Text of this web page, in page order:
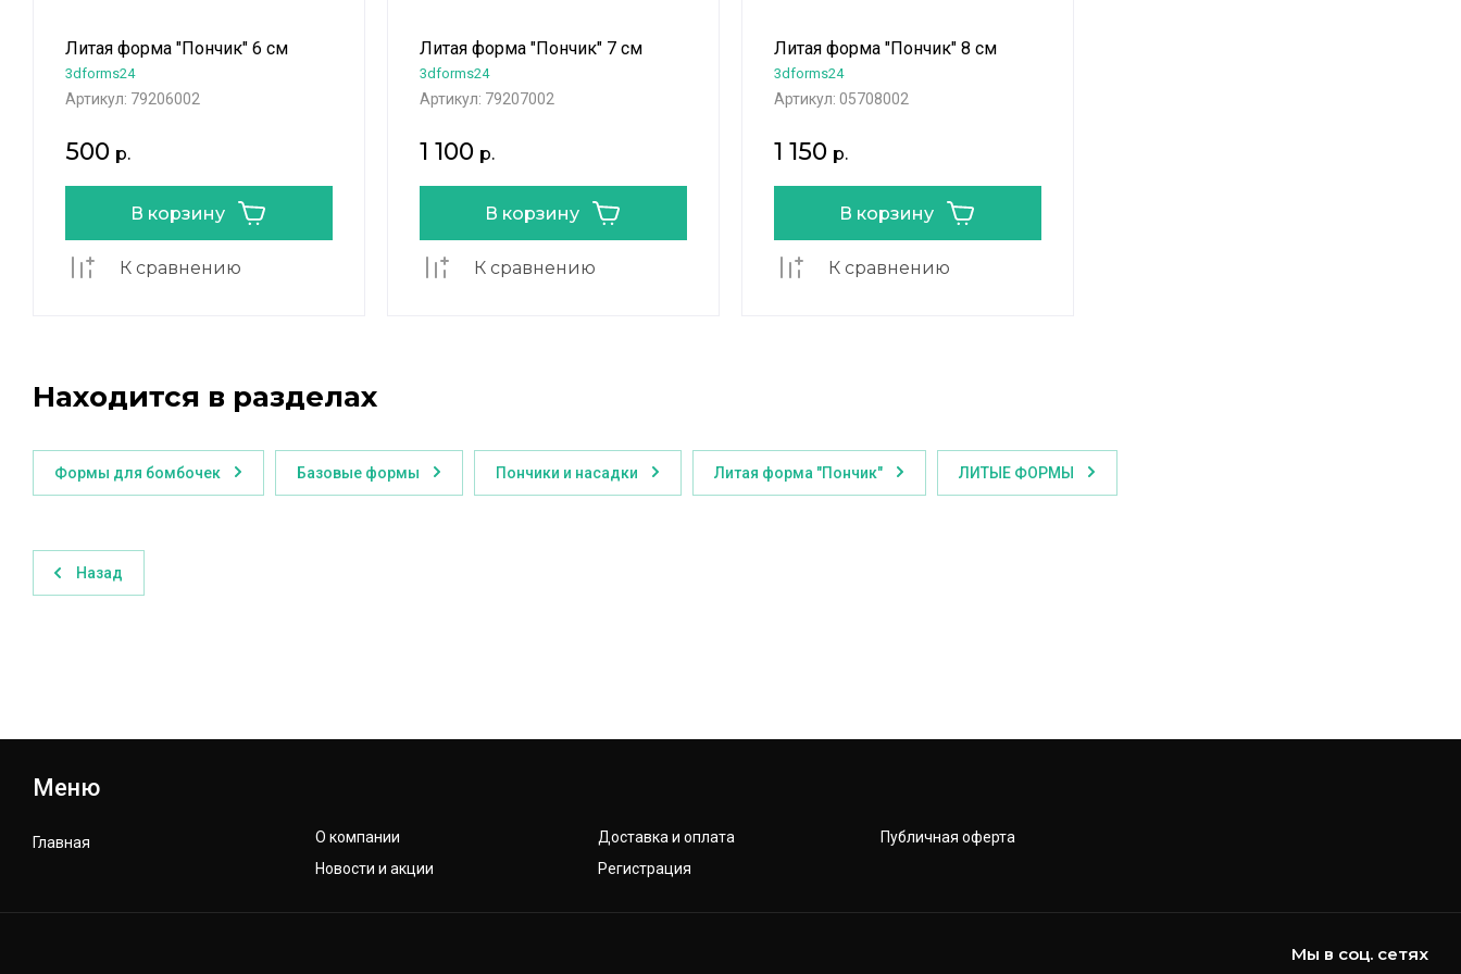
Литая форма "Пончик" 6 см
3dforms24
Артикул: 79206002
500 р.
В корзину
К сравнению
Литая форма "Пончик" 7 см
3dforms24
Артикул: 79207002
1 100 р.
В корзину
К сравнению
Литая форма "Пончик" 8 см
3dforms24
Артикул: 05708002
1 150 р.
В корзину
К сравнению
Находится в разделах
Формы для бомбочек Базовые формы Пончики и насадки Литая форма "Пончик" ЛИТЫЕ ФОРМЫ
Назад
Меню
Главная
О компании
Новости и акции
Доставка и оплата
Регистрация
Публичная оферта
Мы в соц. сетях